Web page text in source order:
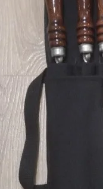
купити
кейсі
набір шампура